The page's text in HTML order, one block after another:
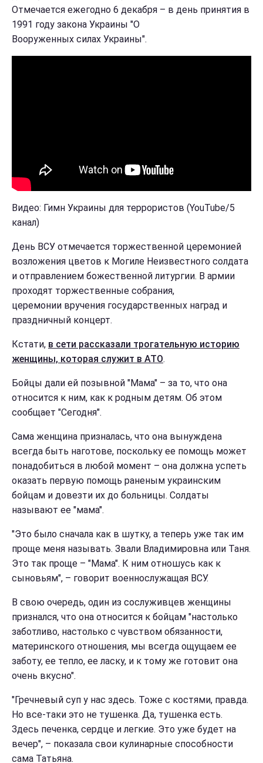
Отмечается ежегодно 6 декабря – в день принятия в
1991 году закона Украины "О
Вооруженных силах Украины".
Видео: Гимн Украины для террористов (YouTube/5
канал)
День ВСУ отмечается торжественной церемонией
возложения цветов к Могиле Неизвестного солдата
и отправлением божественной литургии. В армии
проходят торжественные собрания,
церемонии вручения государственных наград и
праздничный концерт.
Кстати, в сети рассказали трогательную историю
женщины, которая служит в АТО.
Бойцы дали ей позывной "Мама" – за то, что она
относится к ним, как к родным детям. Об этом
сообщает "Сегодня".
Сама женщина призналась, что она вынуждена
всегда быть наготове, поскольку ее помощь может
понадобиться в любой момент – она должна успеть
оказать первую помощь раненым украинским
бойцам и довезти их до больницы. Солдаты
называют ее "мама".
"Это было сначала как в шутку, а теперь уже так им
проще меня называть. Звали Владимировна или Таня.
Это так проще – "Мама". К ним отношусь как к
сыновьям", – говорит военнослужащая ВСУ.
В свою очередь, один из сослуживцев женщины
признался, что она относится к бойцам "настолько
заботливо, настолько с чувством обязанности,
материнского отношения, мы всегда ощущаем ее
заботу, ее тепло, ее ласку, и к тому же готовит она
очень вкусно".
"Гречневый суп у нас здесь. Тоже с костями, правда.
Но все-таки это не тушенка. Да, тушенка есть.
Здесь печенка, сердце и легкие. Это уже будет на
вечер", – показала свои кулинарные способности
сама Татьяна.